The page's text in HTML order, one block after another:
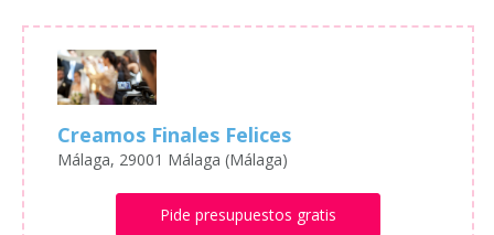
Creamos Finales Felices
Málaga, 29001 Málaga (Málaga)
Pide presupuestos gratis